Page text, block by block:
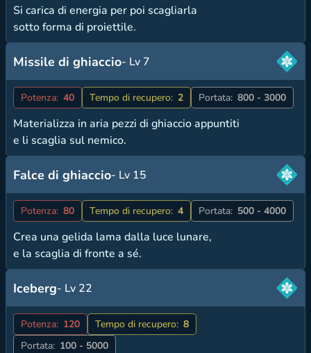
Si carica di energia per poi scagliarla
sotto forma di proiettile.
Missile di ghiaccio- Lv 7
Potenza: 40 Tempo di recupero: 2 Portata: 800 - 3000
Materializza in aria pezzi di ghiaccio appuntiti
e li scaglia sul nemico.
Falce di ghiaccio- Lv 15
Potenza: 80 Tempo di recupero: 4 Portata: 500 - 4000
Crea una gelida lama dalla luce lunare,
e la scaglia di fronte a sé.
Iceberg- Lv 22
Potenza: 120 Tempo di recupero: 8
Portata: 100 - 5000